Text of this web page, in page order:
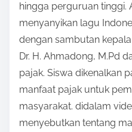
n
:
hingga perguruan tinggi.
menyanyikan lagu
dengan sambutan
Dr. H. Ahmadong, M.Pd
pajak. Siswa dikenalkan
manfaat pajak untuk
masyarakat. didalam
menyebutkan tentang